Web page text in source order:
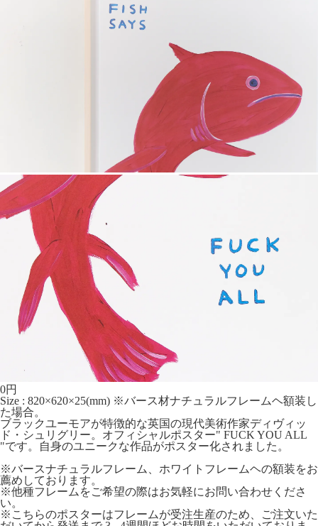
0円
Size : 820×620×25(mm) ※バース材ナチュラルフレームヘ額装し
た場合。
ブラックユーモアが特徴的な英国の現代美術作家ディヴィッ
ド・シュリグリー。オフィシャルポスター" FUCK YOU ALL
"です。自身のユニークな作品がポスター化されました。
※バースナチュラルフレーム、ホワイトフレームヘの額装をお
薦めしております。
※他種フレームをご希望の際はお気軽にお問い合わせくださ
い。
※こちらのポスターはフレームが受注生産のため、ご注文いた